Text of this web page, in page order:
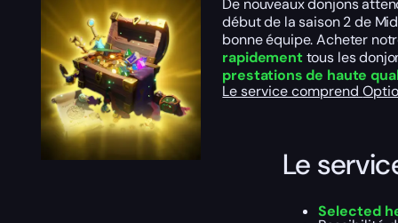
De nouveaux donjons
début de la saison 2 de
bonne équipe. Acheter
rapidementtous les
prestations de haute
Le service comprend
Le
Selected